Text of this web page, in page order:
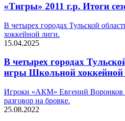
«Тигры» 2011 г.р. Итоги
В четырех городах Тульской
хоккейной лиги.
15.04.2025
В четырех городах
игры Школьной хоккейной
Игроки «АКМ» Евгений Воронков
разговор на бровке.
25.08.2022